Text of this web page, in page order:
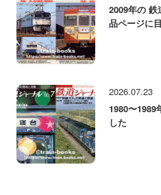
2009年の
品ページに
2026.07.23
1980〜1989
した